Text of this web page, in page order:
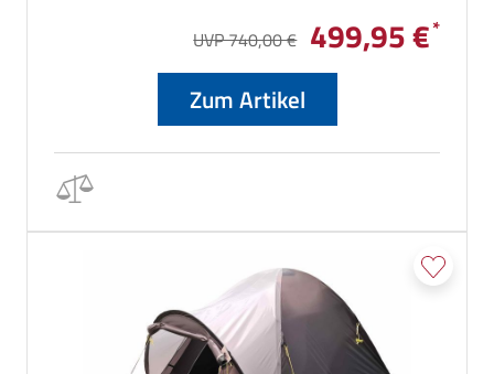
unkompliziert aufbauen. Das Zelt überzeugt durch sein
UVP 740,00 € 499,95 €
Zum Artikel